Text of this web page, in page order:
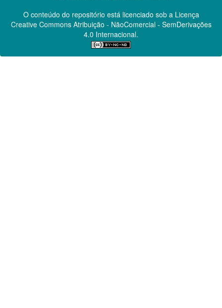
O conteúdo do repositório está licenciado sob a Licença
Creative CommonsAtribuição - NãoComercial - SemDerivações
4.0 Internacional.